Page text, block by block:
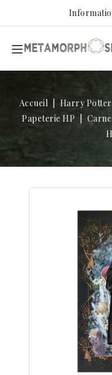
Accueil Harry
Papeterie HP